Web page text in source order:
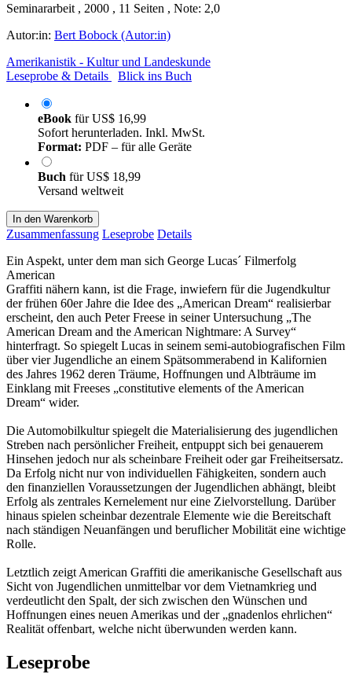
Seminararbeit , 2000 , 11 Seiten , Note: 2,0
Autor:in: Bert Bobock (Autor:in)
Amerikanistik - Kultur und Landeskunde
Leseprobe & Details
Blick ins Buch
eBook fürUS$ 16,99
Sofort herunterladen. Inkl. MwSt.
Format: PDF – für alle Geräte
Buch fürUS$ 18,99
Versand weltweit
In den Warenkorb
Zusammenfassung Leseprobe Details
Ein Aspekt, unter dem man sich George Lucas´ Filmerfolg
American
Graffiti nähern kann, ist die Frage, inwiefern für die Jugendkultur
der frühen 60er Jahre die Idee des „American Dream“ realisierbar
erscheint, den auch Peter Freese in seiner Untersuchung „The
American Dream and the American Nightmare: A Survey“
hinterfragt. So spiegelt Lucas in seinem semi-autobiografischen Film
über vier Jugendliche an einem Spätsommerabend in Kalifornien
des Jahres 1962 deren Träume, Hoffnungen und Albträume im
Einklang mit Freeses „constitutive elements of the American
Dream“ wider.
Die Automobilkultur spiegelt die Materialisierung des jugendlichen
Streben nach persönlicher Freiheit, entpuppt sich bei genauerem
Hinsehen jedoch nur als scheinbare Freiheit oder gar Freiheitsersatz.
Da Erfolg nicht nur von individuellen Fähigkeiten, sondern auch
den finanziellen Voraussetzungen der Jugendlichen abhängt, bleibt
Erfolg als zentrales Kernelement nur eine Zielvorstellung. Darüber
hinaus spielen scheinbar dezentrale Elemente wie die Bereitschaft
nach ständigen Neuanfängen und beruflicher Mobilität eine wichtige
Rolle.
Letztlich zeigt American Graffiti die amerikanische Gesellschaft aus
Sicht von Jugendlichen unmittelbar vor dem Vietnamkrieg und
verdeutlicht den Spalt, der sich zwischen den Wünschen und
Hoffnungen eines neuen Amerikas und der „gnadenlos ehrlichen“
Realität offenbart, welche nicht überwunden werden kann.
Leseprobe